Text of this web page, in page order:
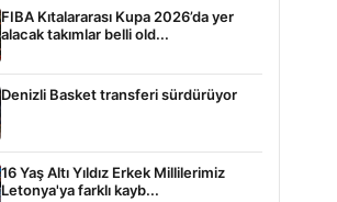
FIBA Kıtalararası Kupa 2026’da yer
alacak takımlar belli old...
Denizli Basket transferi sürdürüyor
16 Yaş Altı Yıldız Erkek Millilerimiz
Letonya'ya farklı kayb...